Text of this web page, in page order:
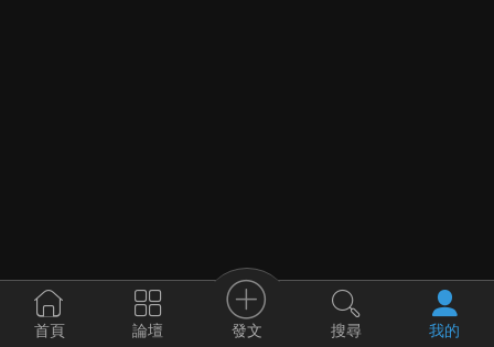
首頁 論壇 發文 搜尋 我的